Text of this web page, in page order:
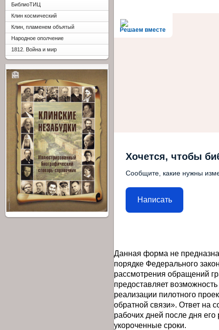
Решаем вместе
Хочется, чтобы
Сообщите, какие нужны
Написать
Данная форма не
порядке Федерального
рассмотрения обращений
предоставляет
реализации пилотного
обратной связи». Ответ на
рабочих дней после дня
укороченные сроки.
БиблиоТИЦ
Клин космический
Клин, пламенем объятый
Народное ополчение
1812. Война и мир